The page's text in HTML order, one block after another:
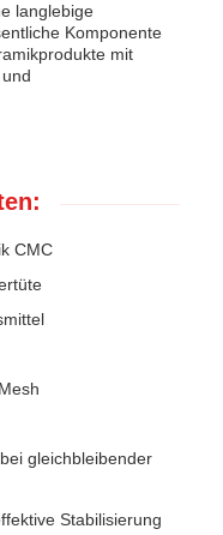
langlebige
Komponente
mit
CMC
gleichbleibender
Stabilisierung